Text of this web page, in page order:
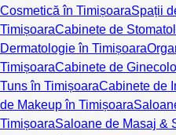
Cosmetică în TimișoaraSpații
TimișoaraCabinete de
Dermatologie în Timișoara
TimișoaraCabinete de
Tuns în TimișoaraCabinete de
de Makeup în Timișoara
TimișoaraSaloane de Masaj &